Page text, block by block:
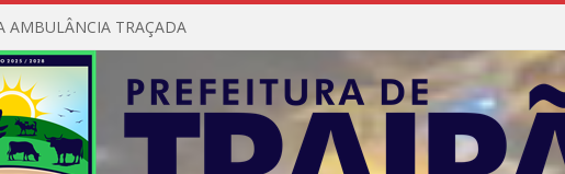
AMBULÂNCIA TRAÇADA